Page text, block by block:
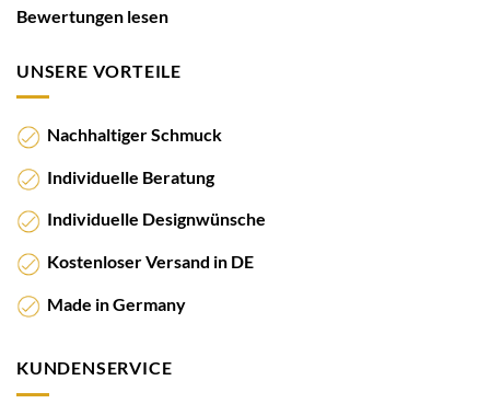
Bewertungen lesen
UNSERE VORTEILE
Nachhaltiger Schmuck
Individuelle Beratung
Individuelle Designwünsche
Kostenloser Versand in DE
Made in Germany
KUNDENSERVICE